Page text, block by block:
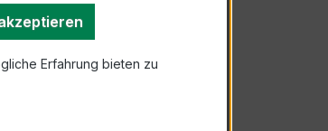
Erfahrung bieten zu